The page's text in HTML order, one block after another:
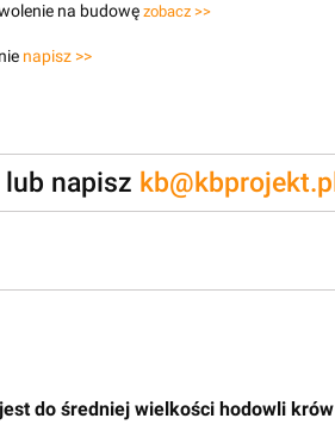
na budowęzobacz >>
napisz >>
napisz kb@kbprojekt.pl
do średniej wielkości hodowli krów